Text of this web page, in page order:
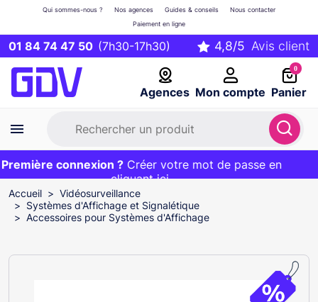
01 84 74 47 50 (7h30-17h30)
Agences Mon compte
Qui sommes-nous ? Nos agences Guides & conseils
Nous contacter
Paiement en ligne
0
Panier
Première commande ?20€ OFFERT sur votre panier
et livraison 24/48h gratuite avec le codeBIENVENUE
connexion ? Créer votre mot de passe en
cliquant ici
EXCLU WEB :
Accueil
Vidéosurveillance
Systèmes d'Affichage et Signalétique
Accessoires pour Systèmes d'Affichage